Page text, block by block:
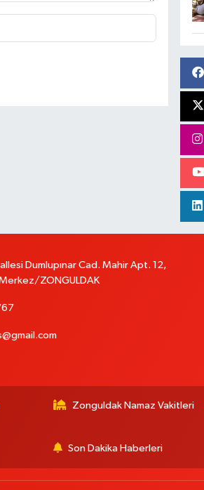
Dumlupınar Cad. Mahir Apt. 12,
ZONGULDAK
Zonguldak Namaz Vakitleri
Son Dakika Haberleri